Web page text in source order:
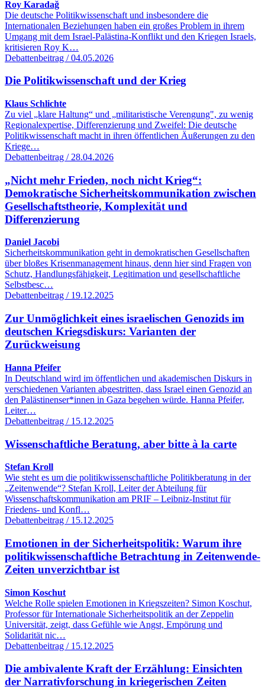
Roy Karadağ
Die deutsche Politikwissenschaft und insbesondere die
Internationalen Beziehungen haben ein großes Problem in ihrem
Umgang mit dem Israel-Palästina-Konflikt und den Kriegen Israels,
kritisieren Roy K…
Debattenbeitrag / 04.05.2026
Die Politikwissenschaft und der Krieg
Klaus Schlichte
Zu viel „klare Haltung“ und „militaristische Verengung", zu wenig
Regionalexpertise, Differenzierung und Zweifel: Die deutsche
Politikwissenschaft macht in ihren öffentlichen Äußerungen zu den
Kriege…
Debattenbeitrag / 28.04.2026
„Nicht mehr Frieden, noch nicht Krieg“:
Demokratische Sicherheitskommunikation zwischen
Gesellschaftstheorie, Komplexität und
Differenzierung
Daniel Jacobi
Sicherheitskommunikation geht in demokratischen Gesellschaften
über bloßes Krisenmanagement hinaus, denn hier sind Fragen von
Schutz, Handlungsfähigkeit, Legitimation und gesellschaftliche
Selbstbesc…
Debattenbeitrag / 19.12.2025
Zur Unmöglichkeit eines israelischen Genozids im
deutschen Kriegsdiskurs: Varianten der
Zurückweisung
Hanna Pfeifer
In Deutschland wird im öffentlichen und akademischen Diskurs in
verschiedenen Varianten abgestritten, dass Israel einen Genozid an
den Palästinenser*innen in Gaza begehen würde. Hanna Pfeifer,
Leiter…
Debattenbeitrag / 15.12.2025
Wissenschaftliche Beratung, aber bitte à la carte
Stefan Kroll
Wie steht es um die politikwissenschaftliche Politikberatung in der
„Zeitenwende“? Stefan Kroll, Leiter der Abteilung für
Wissenschaftskommunikation am PRIF – Leibniz-Institut für
Friedens- und Konfl…
Debattenbeitrag / 15.12.2025
Emotionen in der Sicherheitspolitik: Warum ihre
politikwissenschaftliche Betrachtung in Zeitenwende-
Zeiten unverzichtbar ist
Simon Koschut
Welche Rolle spielen Emotionen in Kriegszeiten? Simon Koschut,
Professor für Internationale Sicherheitspolitik an der Zeppelin
Universität, zeigt, dass Gefühle wie Angst, Empörung und
Solidarität nic…
Debattenbeitrag / 15.12.2025
Die ambivalente Kraft der Erzählung: Einsichten
der Narrativforschung in kriegerischen Zeiten